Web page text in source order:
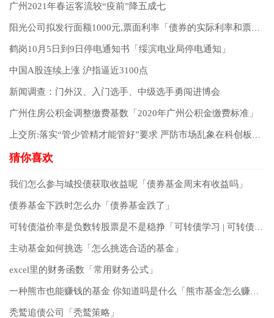
广州2021年春运客流较“疫前”降五成七
鹤岗10月5日到9日停电通知书「绥滨电业局停电通知」
中国A股连续上涨 沪指逼近3100点
新闻调查：门外汉、入门选手、中级选手勇闯进博会
广州住房公积金调整缴费基数「2020年广州公积金缴费标准」
我们怎么参与城投债获取收益呢「债券基金周末有收益吗」
债券基金下跌时怎么办「债券基金跌了」
主动基金如何挑选「怎么挑选合适的基金」
excel里的财务函数「常用财务公式」
秃鹫追债公司「秃鹫策略」